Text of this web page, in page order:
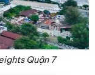
Quận 7